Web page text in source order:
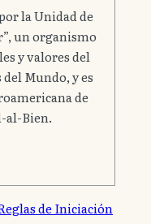
la Unidad de
un organismo
y valores del
Mundo, y es
de
al-Bien.
de Iniciación